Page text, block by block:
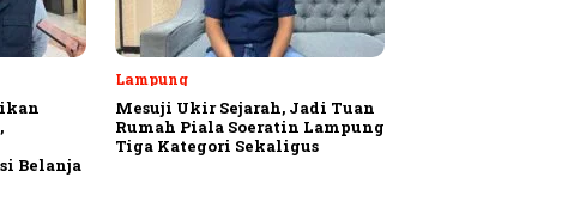
Belanja
Lampung
Mesuji Ukir Sejarah, Jadi Tuan
Rumah Piala Soeratin Lampung
Tiga Kategori Sekaligus